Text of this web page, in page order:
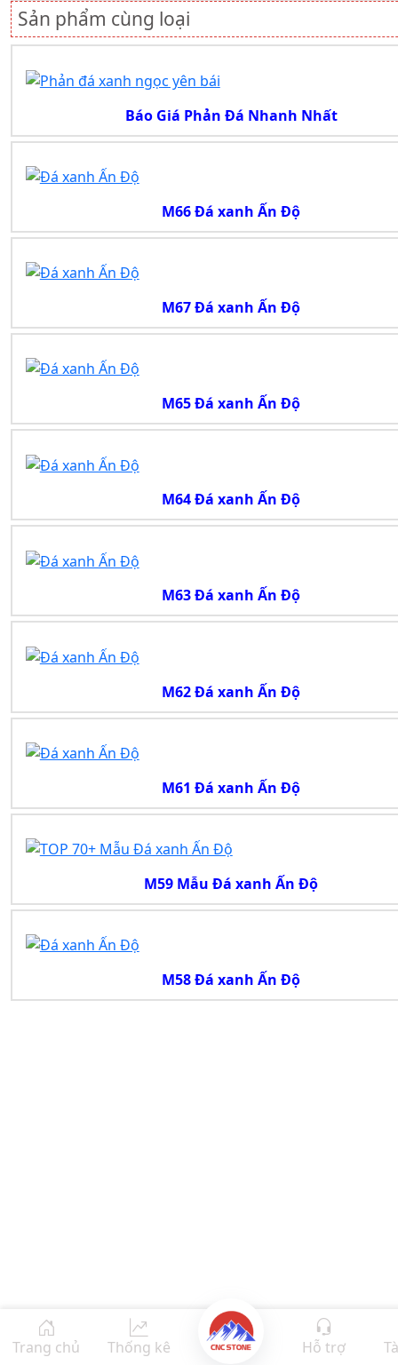
Sản phẩm cùng loại
Báo Giá Phản Đá Nhanh Nhất
M66 Đá xanh Ấn Độ
M67 Đá xanh Ấn Độ
M65 Đá xanh Ấn Độ
M64 Đá xanh Ấn Độ
M63 Đá xanh Ấn Độ
M62 Đá xanh Ấn Độ
M61 Đá xanh Ấn Độ
M59 Mẫu Đá xanh Ấn Độ
M58 Đá xanh Ấn Độ
Trang chủ Thống kê Hỗ trợ